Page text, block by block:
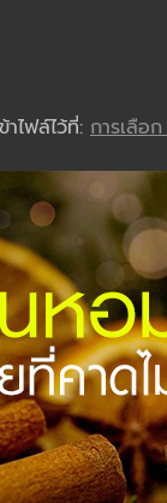
าไฟล์ไว้ที่: การเลือ